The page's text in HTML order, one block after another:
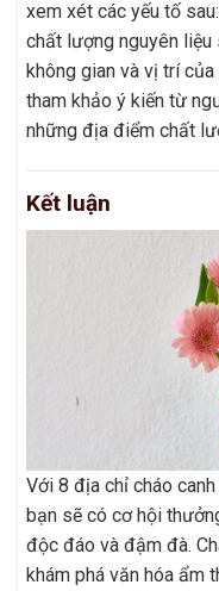
xem xét các yếu tố
chất lượng nguyên liệu
không gian và vị trí
tham khảo ý kiến từ
những địa điểm chất
Kết luận
Với 8 địa chỉ cháo
bạn sẽ có cơ hội
độc đáo và đậm đà.
khám phá văn hóa ẩm